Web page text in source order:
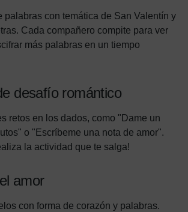
palabras con temática de San Valentín y
Cada compañero compite para ver
más palabras en un tiempo
desafío romántico
retos en los dados, como "Dame un
o "Escríbeme una nota de amor".
la actividad que te salga!
amor
con forma de corazón y palabras.